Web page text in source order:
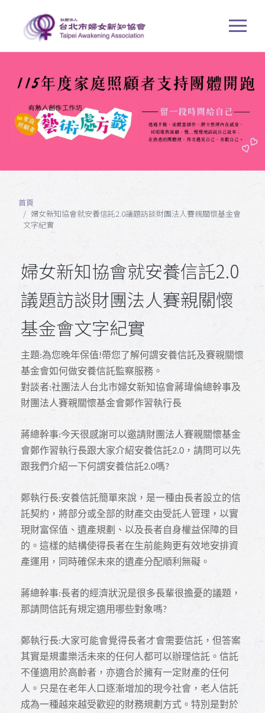
首頁
婦女新知協會就安養信託2.0議題訪談財團法人賽親關懷基金會
文字紀實
婦女新知協會就安養信託2.0
議題訪談財團法人賽親關懷
基金會文字紀實
主題:為您晚年保值!帶您了解何謂安養信託及賽親關懷
基金會如何做安養信託監察服務。
對談者:社團法人台北市婦女新知協會蔣瑋倫總幹事及
財團法人賽親關懷基金會鄭作習執行長
蔣總幹事:今天很感謝可以邀請財團法人賽親關懷基金
會鄭作習執行長跟大家介紹安養信託2.0 ，請問可以先
跟我們介紹一下何謂安養信託2.0嗎?
鄭執行長:安養信託簡單來說，是一種由長者設立的信
託契約，將部分或全部的財產交由受託人管理，以實
現財富保值、遺產規劃、以及長者自身權益保障的目
的。這樣的結構使得長者在生前能夠更有效地安排資
產運用，同時確保未來的遺產分配順利無礙。
蔣總幹事:長者的經濟狀況是很多長輩很擔憂的議題，
那請問信託有規定適用哪些對象嗎?
鄭執行長:大家可能會覺得長者才會需要信託，但答案
其實是規畫樂活未來的任何人都可以辦理信託。信託
不僅適用於高齡者，亦適合於擁有一定財產的任何
人。只是在老年人口逐漸增加的現今社會，老人信託
成為一種越來越受歡迎的財務規劃方式。特別是對於